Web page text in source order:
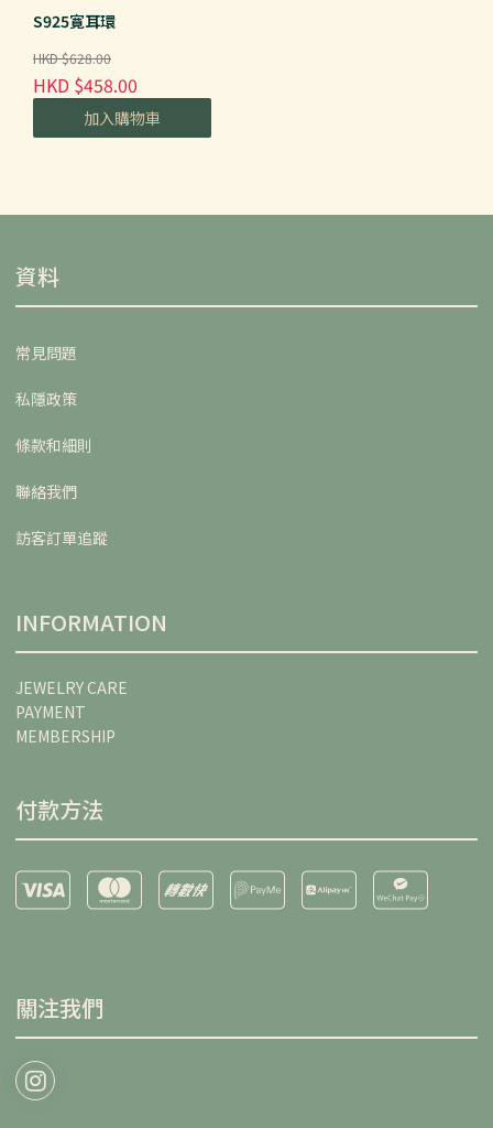
S925寛耳環
HKD $628.00
HKD $458.00
加入購物車
資料
常見問題
私隱政策
條款和細則
聯絡我們
訪客訂單追蹤
INFORMATION
JEWELRY CARE
PAYMENT
MEMBERSHIP
付款方法
關注我們